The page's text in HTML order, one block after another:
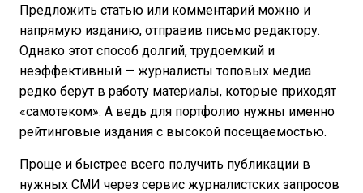
Предложить статью или комментарий можно и
напрямую изданию, отправив письмо редактору.
Однако этот способ долгий, трудоемкий и
неэффективный — журналисты топовых медиа
редко берут в работу материалы, которые приходят
«самотеком». А ведь для портфолио нужны именно
рейтинговые издания с высокой посещаемостью.
Проще и быстрее всего получить публикации в
нужных СМИ через сервис журналистских запросов